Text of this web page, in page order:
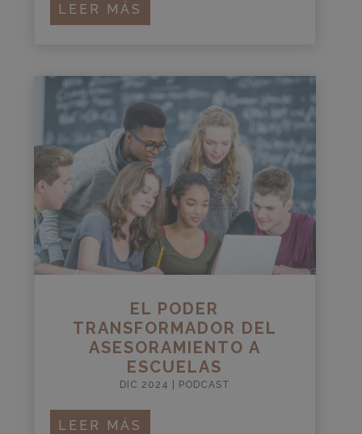
LEER MÁS
EL PODER
TRANSFORMADOR DEL
ASESORAMIENTO A
ESCUELAS
DIC 2024 PODCAST
LEER MÁS